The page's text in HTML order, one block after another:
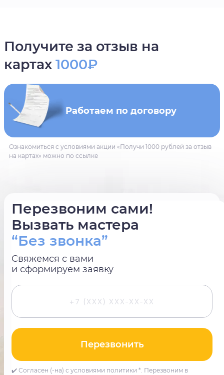
Перезвоним сами!
Вызвать мастера
“Без звонка”
Свяжемся с вами
и сформируем заявку
Перезвонить
✔️ Согласен (-на) с условиями политики *. Перезвоним в
Получите за отзыв на
картах 1000₽
Работаем по договору
Ознакомиться с условиями акции «Получи 1000 рублей за отзыв
на картах» можно по ссылке